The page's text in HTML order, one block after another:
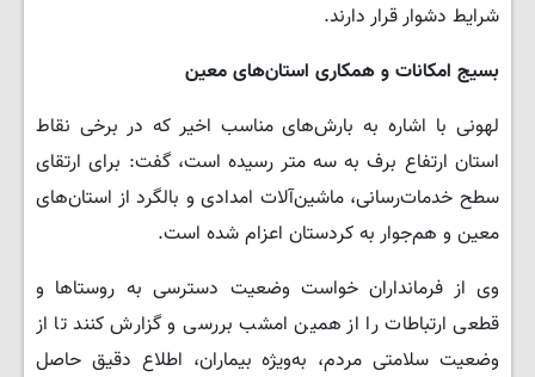
شرایط دشوار قرار دارند.
بسیج امکانات و همکاری استان‌های معین
لهونی با اشاره به بارش‌های مناسب اخیر که در برخی نقاط
استان ارتفاع برف به سه متر رسیده است، گفت: برای ارتقای
سطح خدمات‌رسانی، ماشین‌آلات امدادی و بالگرد از استان‌های
معین و هم‌جوار به کردستان اعزام شده است.
وی از فرمانداران خواست وضعیت دسترسی به روستاها و
قطعی ارتباطات را از همین امشب بررسی و گزارش کنند تا از
وضعیت سلامتی مردم، به‌ویژه بیماران، اطلاع دقیق حاصل